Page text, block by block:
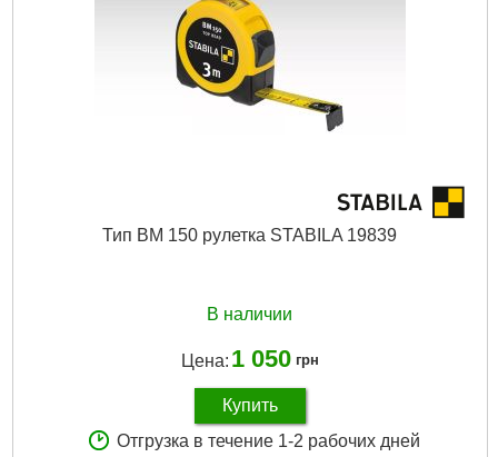
Тип BM 150 рулетка STABILA 19839
В наличии
Цена: 1 050 грн
Купить
Отгрузка в течение 1-2 рабочих дней